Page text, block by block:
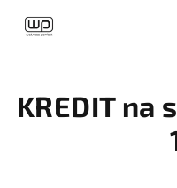
KREDIT na